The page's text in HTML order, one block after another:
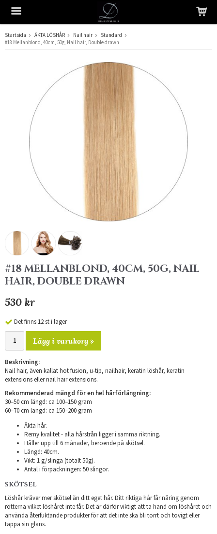
Produkten har blivit tillagd i varukorgen
Startsida ÄKTA LÖSHÅR Nail hair
Standard
#18 Mellanblond, 40cm, 50g, Nail hair, Double drawn
#18 MELLANBLOND, 40CM, 50G, NAIL
HAIR, DOUBLE DRAWN
530 kr
Det finns 12 st i lager
Lägg i varukorg »
Beskrivning:
Nail hair, även kallat hot fusion, u-tip, nailhair, keratin löshår, keratin
extensions eller nail hair extensions.
Rekommenderad mängd för en hel hårförlängning:
30–50 cm längd: ca 100–150 gram
​60–70 cm längd: ca 150–200 gram
Äkta hår.
Remy kvalitet - alla hårstrån ligger i samma riktning.
Håller upp till 6 månader, beroende på skötsel.
Längd: 40cm.
Vikt: 1 g/slinga (totalt 50g).
Antal i förpackningen: 50 slingor.
SKÖTSEL
Löshår kräver mer skötsel än ditt eget hår. Ditt riktiga hår får näring genom
rötterna vilket löshåret inte får. Det är därför viktigt att ta hand om löshåret och
använda återfuktande produkter för att det inte ska bli torrt och tovigt eller
tappa sin glans.